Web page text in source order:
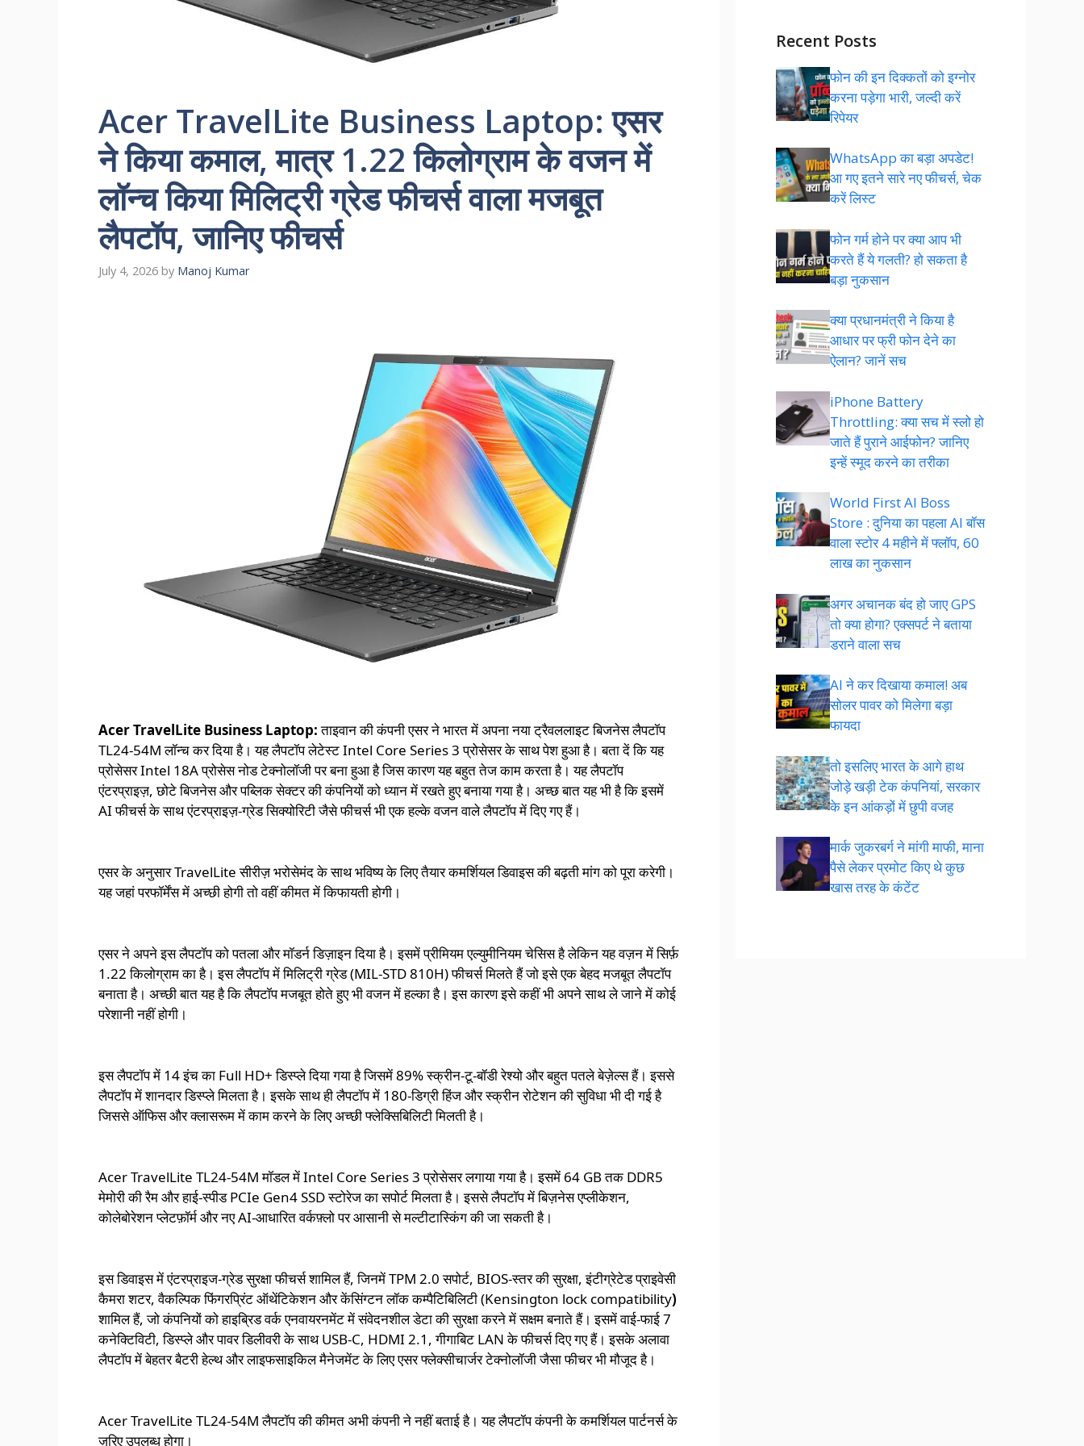
Acer TravelLite Business Laptop: एसर
ने किया कमाल, मात्र 1.22 किलोग्राम के वजन में
लॉन्च किया मिलिट्री ग्रेड फीचर्स वाला मजबूत
लैपटॉप, जानिए फीचर्स
July 4, 2026 by Manoj Kumar
AcerTravelLite Business Laptop:ताइवान की कंपनी एसर ने भारत में अपना नया ट्रैवललाइट बिजनेस लैपटॉप
TL24-54M लॉन्च कर दिया है। यह लैपटॉप लेटेस्टIntel Core Series 3 प्रोसेसर के साथ पेश हुआ है। बता दें कि यह
प्रोसेसर Intel 18A प्रोसेस नोड टेक्नोलॉजी पर बना हुआ है जिस कारण यह बहुत तेज काम करता है। यह लैपटॉप
एंटरप्राइज़, छोटे बिजनेस और पब्लिक सेक्टर की कंपनियों को ध्यान में रखते हुए बनाया गया है। अच्छ बात यह भी है कि इसमें
AI फीचर्स के साथ एंटरप्राइज़-ग्रेड सिक्योरिटी जैसे फीचर्स भी एक हल्के वजन वाले लैपटॉप में दिए गए हैं।
एसर के अनुसार TravelLite सीरीज़ भरोसेमंद के साथ भविष्य के लिए तैयार कमर्शियल डिवाइस की बढ़ती मांग को पूरा करेगी।
यह जहां परफॉर्मेंस में अच्छी होगी तो वहीं कीमत में किफायती होगी।
एसर ने अपने इस लैपटॉप को पतला और मॉडर्न डिज़ाइन दिया है। इसमें प्रीमियम एल्युमीनियम चेसिस है लेकिन यह वज़न में सिर्फ़
1.22 किलोग्राम का है। इस लैपटॉप में मिलिट्री ग्रेड (MIL-STD 810H) फीचर्स मिलते हैं जो इसे एक बेहद मजबूत लैपटॉप
बनाता है। अच्छी बात यह है कि लैपटॉप मजबूत होते हुए भी वजन में हल्का है। इस कारण इसे कहीं भी अपने साथ ले जाने में कोई
परेशानी नहीं होगी।
इस लैपटॉप में 14 इंच का Full HD+ डिस्प्ले दिया गया है जिसमें 89% स्क्रीन-टू-बॉडी रेश्यो और बहुत पतले बेज़ेल्स हैं। इससे
लैपटॉप में शानदार डिस्प्ले मिलता है। इसके साथ ही लैपटॉप में 180-डिग्री हिंज और स्क्रीन रोटेशन की सुविधा भी दी गई है
जिससे ऑफिस और क्लासरूम में काम करने के लिए अच्छी फ्लेक्सिबिलिटी मिलती है।
Acer TravelLite TL24-54M मॉडल में Intel Core Series 3 प्रोसेसर लगाया गया है। इसमें 64 GB तक DDR5
मेमोरी की रैम और हाई-स्पीड PCIe Gen4 SSD स्टोरेज का सपोर्ट मिलता है। इससे लैपटॉप में बिज़नेस एप्लीकेशन,
कोलेबोरेशन प्लेटफ़ॉर्म और नए AI-आधारित वर्कफ़्लो पर आसानी से मल्टीटास्किंग की जा सकती है।
इस डिवाइस में एंटरप्राइज-ग्रेड सुरक्षा फीचर्स शामिल हैं, जिनमें TPM 2.0 सपोर्ट, BIOS-स्तर की सुरक्षा, इंटीग्रेटेड प्राइवेसी
कैमरा शटर, वैकल्पिक फिंगरप्रिंट ऑथेंटिकेशन और केंसिंग्टन लॉक कम्पैटिबिलिटी (Kensington lock compatibility)
शामिल हैं, जो कंपनियों को हाइब्रिड वर्क एनवायरनमेंट में संवेदनशील डेटा की सुरक्षा करने में सक्षम बनाते हैं। इसमें वाई-फाई 7
कनेक्टिविटी, डिस्प्ले और पावर डिलीवरी के साथ USB-C, HDMI 2.1, गीगाबिट LAN के फीचर्स दिए गए हैं। इसके अलावा
लैपटॉप में बेहतर बैटरी हेल्थ और लाइफसाइकिल मैनेजमेंट के लिए एसर फ्लेक्सीचार्जर टेक्नोलॉजी जैसा फीचर भी मौजूद है।
Acer TravelLite TL24-54M लैपटॉप की कीमत अभी कंपनी ने नहीं बताई है। यह लैपटॉप कंपनी के कमर्शियल पार्टनर्स के
ज़रिए उपलब्ध होगा।
Recent Posts
फोन की इन दिक्कतों को इग्नोर
करना पड़ेगा भारी, जल्दी करें
रिपेयर
WhatsApp का बड़ा अपडेट!
आ गए इतने सारे नए फीचर्स, चेक
करें लिस्ट
फोन गर्म होने पर क्या आप भी
करते हैं ये गलती? हो सकता है
बड़ा नुकसान
क्या प्रधानमंत्री ने किया है
आधार पर फ्री फोन देने का
ऐलान? जानें सच
iPhone Battery
Throttling: क्या सच में स्लो हो
जाते हैं पुराने आईफोन? जानिए
इन्हें स्मूद करने का तरीका
World First AI Boss
Store : दुनिया का पहला AI बॉस
वाला स्टोर 4 महीने में फ्लॉप, 60
लाख का नुकसान
अगर अचानक बंद हो जाए GPS
तो क्या होगा? एक्सपर्ट ने बताया
डराने वाला सच
AI ने कर दिखाया कमाल! अब
सोलर पावर को मिलेगा बड़ा
फायदा
तो इसलिए भारत के आगे हाथ
जोड़े खड़ी टेक कंपनियां, सरकार
के इन आंकड़ों में छुपी वजह
मार्क जुकरबर्ग ने मांगी माफी, माना
पैसे लेकर प्रमोट क‍िए थे कुछ
खास तरह के कंटेंट